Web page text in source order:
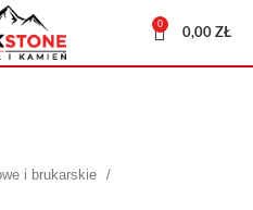
0
0,00ZŁ
i brukarskie